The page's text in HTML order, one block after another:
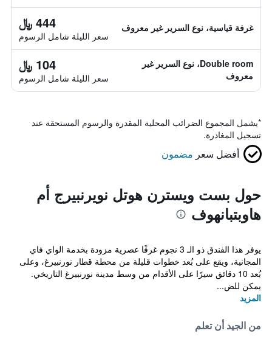
غرفة قياسية، نوع السرير غير معروف 444 ﷼
سعر الليلة شامل الرسوم
Double room، نوع السرير غير
معروف
104 ﷼
سعر الليلة شامل الرسوم
*يشمل المجموع الضرائب المحلية المقدرة والرسوم المستحقة عند
تسجيل المغادرة.
أفضل سعر مضمون
حول بست ويسترن هوتل نويرنبيرج أم
هاوبتبانهوف
يوفر هذا الفندق ذو الـ 3 نجوم غرفًا عصرية مزودة بخدمة الواي فاي
المجانية، ويقع على بُعد خطوات قليلة من محطة قطار نورنبيرغ، وعلى
بُعد 10 دقائق سيرًا على الأقدام من وسط مدينة نورنبيرغ التاريخي.
يمكن للض...
المزيد
من الجيد أن تعلم